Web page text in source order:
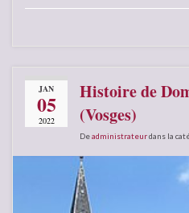
JAN
05
2022
Histoire de
(Vosges)
Deadministrateurdans la